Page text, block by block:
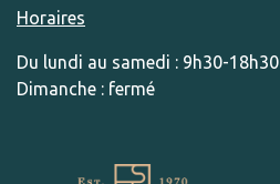
Horaires
Du lundi au samedi : 9h30-18h30
Dimanche : fermé